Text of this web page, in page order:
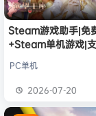
欢迎
欢迎
欢迎
Steam游戏助手|免
+Steam单机游戏|
PC单机
2026-07-20